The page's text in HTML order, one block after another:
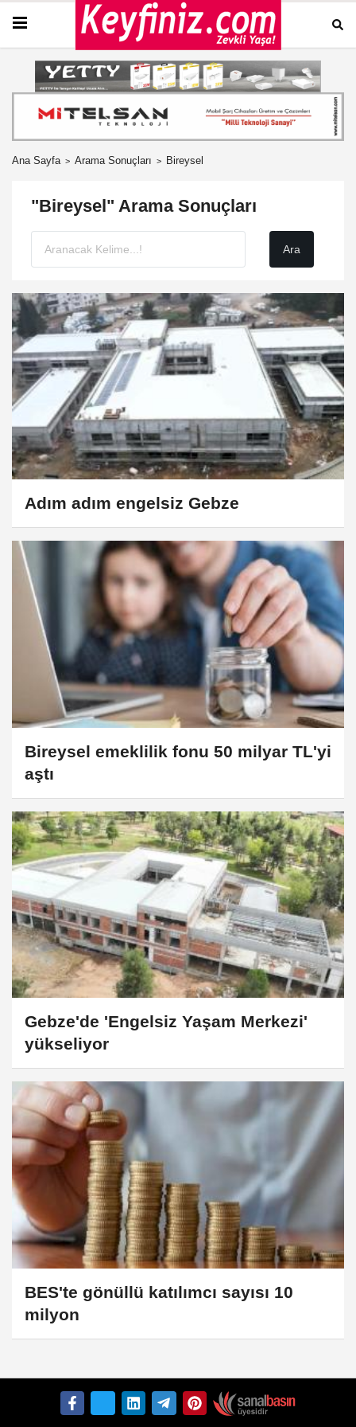
Ana Sayfa Arama Sonuçları Bireysel
"Bireysel" Arama Sonuçları
Adım adım engelsiz Gebze
Bireysel emeklilik fonu 50 milyar TL'yi
aştı
Gebze'de 'Engelsiz Yaşam Merkezi'
yükseliyor
BES'te gönüllü katılımcı sayısı 10
milyon